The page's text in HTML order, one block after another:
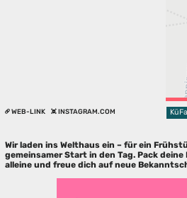
WEB-LINK INSTAGRAM.COM KüFa
Wir laden ins Welthaus ein – für ein
gemeinsamer Start in den Tag. Pack
alleine und freue dich auf neue